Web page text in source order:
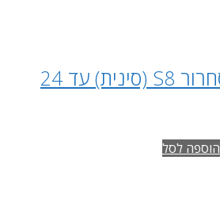
משאבת סחרור S8 (סינית) עד 24
הוספה לסל